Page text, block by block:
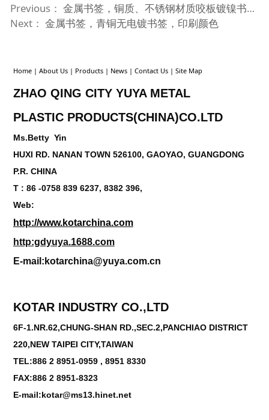
Previous： 金属书签，铜质、不锈钢材质咬板镀镍书签，咬穿透上明色
Next： 金属书签，青铜无电镀书签，印刷颜色
Home| About Us| Products| News| Contact Us| Site Map
ZHAO QING CITY YUYA METAL
PLASTIC PRODUCTS(CHINA)CO.LTD
Ms.Betty Yin
HUXI RD. NANAN TOWN 526100, GAOYAO, GUANGDONG
P.R. CHINA
T : 86 -0758 839 6237, 8382 396,
Web:
http://www.kotarchina.com
http:gdyuya.1688.com
E-mail:kotarchina@yuya.com.cn
KOTAR INDUSTRY CO.,LTD
6F-1.NR.62,CHUNG-SHAN RD.,SEC.2,PANCHIAO DISTRICT
220,NEW TAIPEI CITY,TAIWAN
TEL:886 2 8951-0959 , 8951 8330
FAX:886 2 8951-8323
E-mail:kotar@ms13.hinet.net